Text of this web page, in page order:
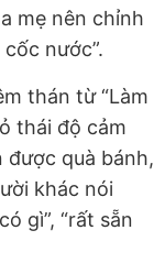
mẹ nên chỉnh
nước”.
thán từ “Làm
thái độ cảm
được quà bánh,
khác nói
gì”, “rất sẵn